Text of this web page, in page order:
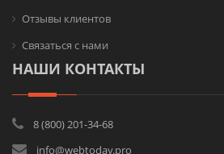
Отзывы клиентов
Связаться с нами
НАШИ КОНТАКТЫ
8 (800) 201-34-68
info@webtoday.pro